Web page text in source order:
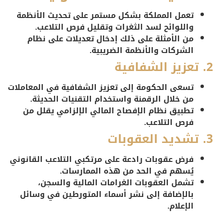
تعمل المملكة بشكل مستمر على تحديث الأنظمة
واللوائح لسد الثغرات وتقليل فرص التلاعب.
من الأمثلة على ذلك إدخال تعديلات على نظام
الشركات والأنظمة الضريبية.
2. تعزيز الشفافية
تسعى الحكومة إلى تعزيز الشفافية في المعاملات
من خلال الرقمنة واستخدام التقنيات الحديثة.
تطبيق نظام الإفصاح المالي الإلزامي يقلل من
فرص التلاعب.
3. تشديد العقوبات
فرض عقوبات رادعة على مرتكبي التلاعب القانوني
يُسهم في الحد من هذه الممارسات.
تشمل العقوبات الغرامات المالية والسجن،
بالإضافة إلى نشر أسماء المتورطين في وسائل
الإعلام.